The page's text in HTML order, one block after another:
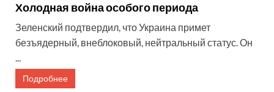
Холодная война особого периода
Зеленский подтвердил, что Украина примет
безъядерный, внеблоковый, нейтральный статус. Он
...
Подробнее